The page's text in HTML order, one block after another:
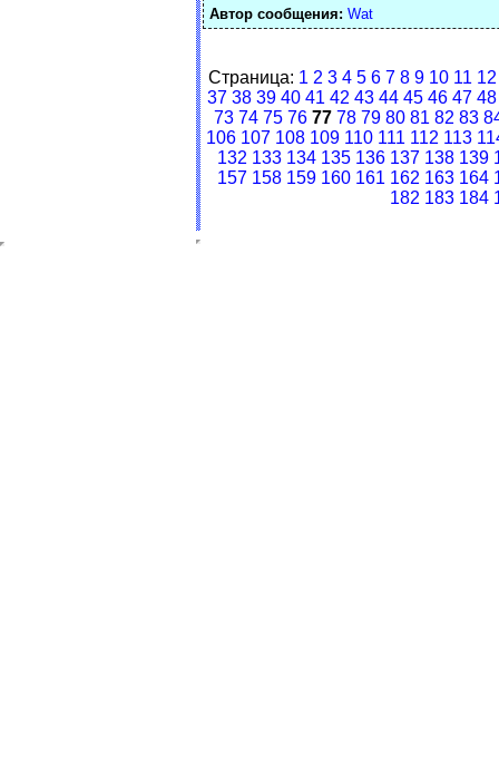
Автор сообщения: Wat
Страница: 1 2 3 4 5 6 7 8 9 10 11 12
37 38 39 40 41 42 43 44 45 46 47 48
73 74 75 76 77 78 79 80 81 82 83
106 107 108 109 110 111 112 113
132 133 134 135 136 137 138 139
157 158 159 160 161 162 163 164
182 183 184